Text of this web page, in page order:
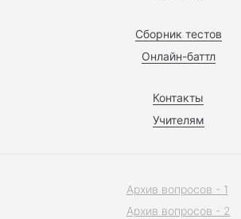
Сборник тестов
Онлайн-баттл
Контакты
Учителям
Архив вопросов - 1
Архив вопросов - 2